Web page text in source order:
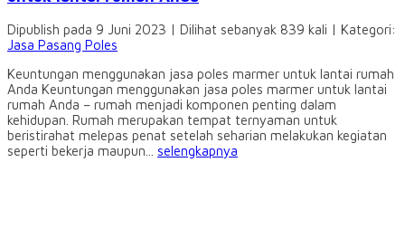
Dipublish pada 9 Juni 2023 | Dilihat sebanyak 839 kali | Kategori:
Jasa Pasang Poles
Keuntungan menggunakan jasa poles marmer untuk lantai rumah
Anda Keuntungan menggunakan jasa poles marmer untuk lantai
rumah Anda – rumah menjadi komponen penting dalam
kehidupan. Rumah merupakan tempat ternyaman untuk
beristirahat melepas penat setelah seharian melakukan kegiatan
seperti bekerja maupun... selengkapnya